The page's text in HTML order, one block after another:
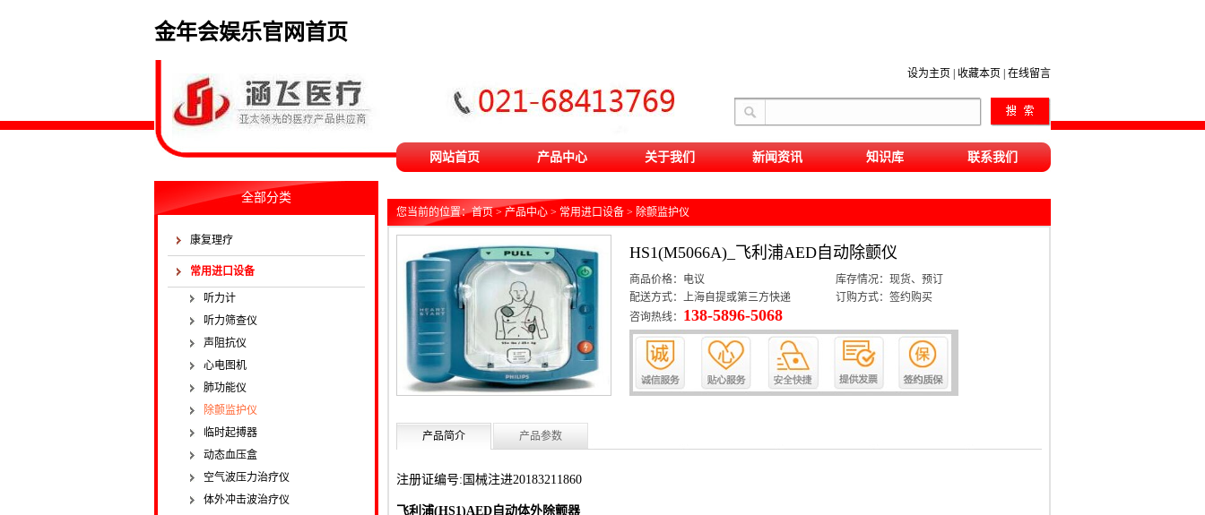
金年会娱乐官网首页
设为主页 收藏本页 在线留言
网站首页 产品中心 关于我们 新闻资讯 知识库 联系我们
全部分类
康复理疗
常用进口设备
听力计
听力筛查仪
声阻抗仪
心电图机
肺功能仪
除颤监护仪
临时起搏器
动态血压盒
空气波压力治疗仪
体外冲击波治疗仪
您当前的位置：首页> 产品中心 > 常用进口设备 > 除颤监护仪
HS1(M5066A)_飞利浦AED自动除颤仪
商品价格：电议
库存情况：现货、预订
配送方式：上海自提或第三方快递
订购方式：签约购买
咨询热线： 138-5896-5068
产品简介 产品参数
注册证编号:国械注进20183211860
飞利浦(HS1)AED自动体外除颤器